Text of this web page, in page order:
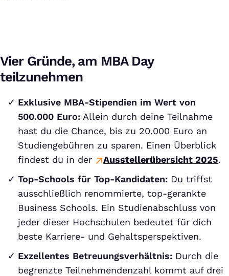
Vier Gründe, am MBA Day
teilzunehmen
Exklusive MBA-Stipendien im Wert von
500.000 Euro: Allein durch deine Teilnahme
hast du die Chance, bis zu 20.000 Euro an
Studiengebühren zu sparen. Einen Überblick
findest du in der
Ausstellerübersicht 2025.
Top-Schools für Top-Kandidaten: Du triffst
ausschließlich renommierte, top-gerankte
Business Schools. Ein Studienabschluss von
jeder dieser Hochschulen bedeutet für dich
beste Karriere- und Gehaltsperspektiven.
Exzellentes Betreuungsverhältnis: Durch die
begrenzte Teilnehmendenzahl kommt auf drei